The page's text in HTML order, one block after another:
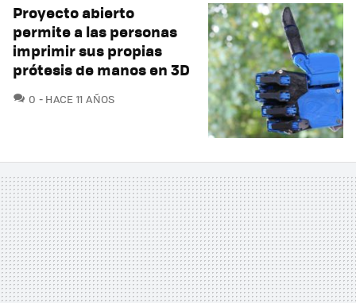
Proyecto abierto
permite a las personas
imprimir sus propias
prótesis de manos en 3D
0 COMENTARIOS
HACE 11 AÑOS